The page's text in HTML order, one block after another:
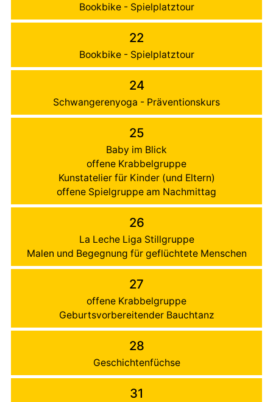
Bookbike - Spielplatztour
22
Bookbike - Spielplatztour
24
Schwangerenyoga - Präventionskurs
25
Baby im Blick
offene Krabbelgruppe
Kunstatelier für Kinder (und Eltern)
offene Spielgruppe am Nachmittag
26
La Leche Liga Stillgruppe
Malen und Begegnung für geflüchtete Menschen
27
offene Krabbelgruppe
Geburtsvorbereitender Bauchtanz
28
Geschichtenfüchse
31